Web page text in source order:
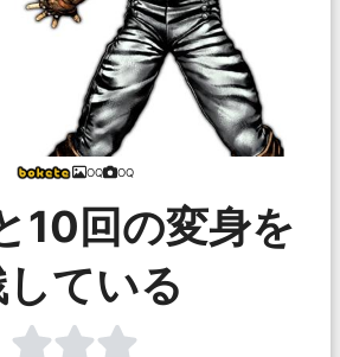
OQ OQ
10回の変身を
ている